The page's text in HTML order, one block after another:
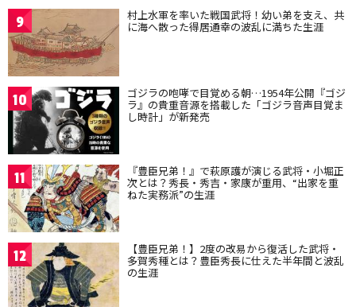
9 村上水軍を率いた戦国武将！幼い弟を支え、共
に海へ散った得居通幸の波乱に満ちた生涯
10 ゴジラの咆哮で目覚める朝…1954年公開『ゴジ
ラ』の貴重音源を搭載した「ゴジラ音声目覚ま
し時計」が新発売
11 『豊臣兄弟！』で萩原護が演じる武将・小堀正
次とは？秀長・秀吉・家康が重用、“出家を重
ねた実務派”の生涯
12 【豊臣兄弟！】2度の改易から復活した武将・
多賀秀種とは？豊臣秀長に仕えた半年間と波乱
の生涯